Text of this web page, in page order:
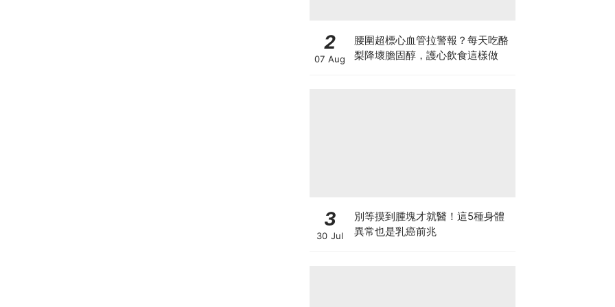
2
07 Aug
腰圍超標心血管拉警報？每天吃酪
梨降壞膽固醇，護心飲食這樣做
3
30 Jul
別等摸到腫塊才就醫！這5種身體
異常也是乳癌前兆